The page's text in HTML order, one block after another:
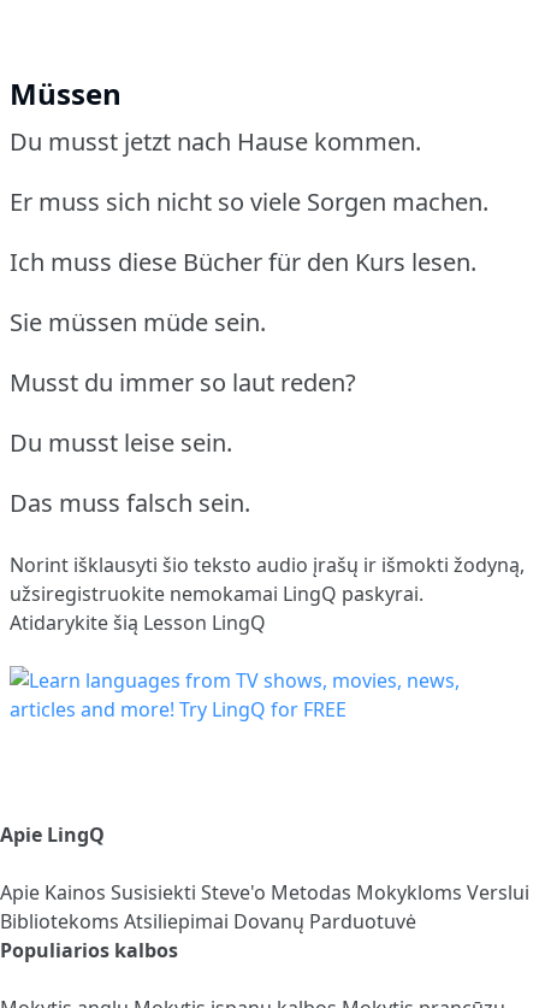
Müssen
Du musst jetzt nach Hause kommen.
Er muss sich nicht so viele Sorgen machen.
Ich muss diese Bücher für den Kurs lesen.
Sie müssen müde sein.
Musst du immer so laut reden?
Du musst leise sein.
Das muss falsch sein.
Norint išklausyti šio teksto audio įrašų ir išmokti žodyną,
užsiregistruokite nemokamai LingQ paskyrai.
Atidarykite šią Lesson LingQ
Apie LingQ
Apie Kainos Susisiekti Steve'o Metodas Mokykloms Verslui
Bibliotekoms Atsiliepimai Dovanų Parduotuvė
Populiarios kalbos